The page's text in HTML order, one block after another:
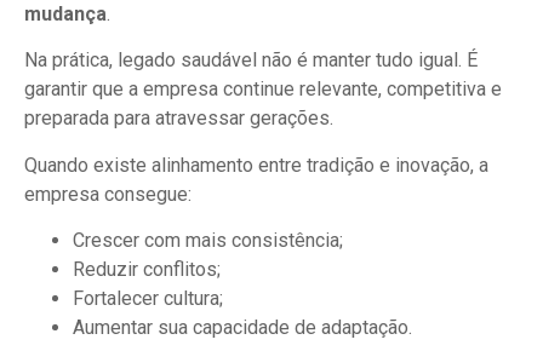
mudança.
Na prática, legado saudável não é manter tudo igual. É
garantir que a empresa continue relevante, competitiva e
preparada para atravessar gerações.
Quando existe alinhamento entre tradição e inovação, a
empresa consegue:
Crescer com mais consistência;
Reduzir conflitos;
Fortalecer cultura;
Aumentar sua capacidade de adaptação.